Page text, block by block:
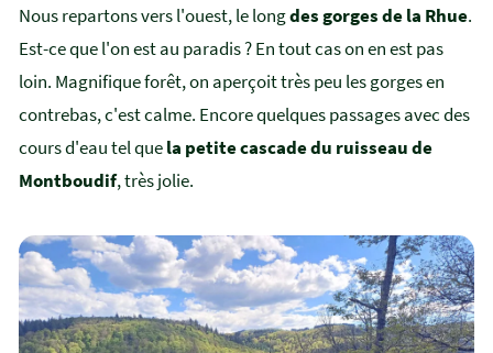
Nous repartons vers l'ouest, le longdes gorges de la Rhue.
Est-ce que l'on est au paradis ? En tout cas on en est pas
loin. Magnifique forêt, on aperçoit très peu les gorges en
contrebas, c'est calme. Encore quelques passages avec des
cours d'eau tel quela petite cascade du ruisseau de
Montboudif, très jolie.